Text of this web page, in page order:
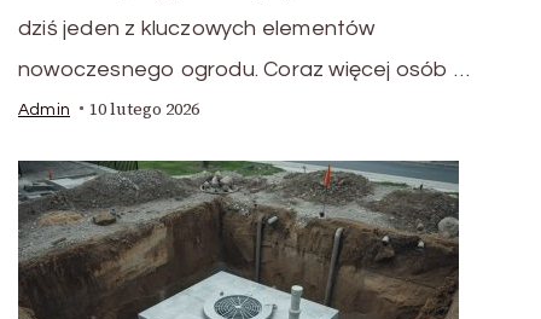
dziś jeden z kluczowych elementów
nowoczesnego ogrodu. Coraz więcej osób …
Admin 10 lutego 2026